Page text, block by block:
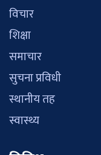
विचार
शिक्षा
समाचार
सुचना प्रविधी
स्थानीय तह
स्वास्थ्य